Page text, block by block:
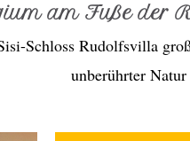
am Fuße der
Schloss Rudolfsvilla
unberührter